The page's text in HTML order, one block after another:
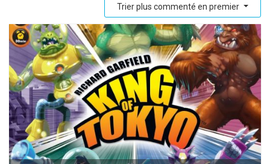
Trier plus commenté en premier